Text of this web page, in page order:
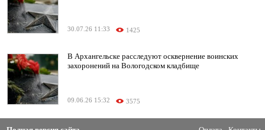
30.07.26 11:33 1425
В Архангельске расследуют осквернение воинских
захоронений на Вологодском кладбище
09.06.26 15:32 3575